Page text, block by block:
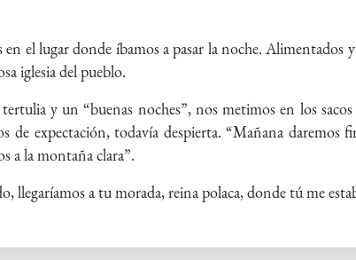
el lugar donde íbamos a pasar la noche. Alimentados
iglesia del pueblo.
y un “buenas noches”, nos metimos en los
de expectación, todavía despierta. “Mañana daremos
a la montaña clara”.
llegaríamos a tu morada, reina polaca, donde tú me